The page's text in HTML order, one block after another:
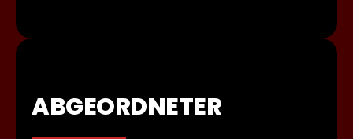
ABGEORDNETER